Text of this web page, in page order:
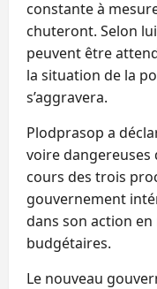
constante à
chuteront. Selon
peuvent être
la situation de la
s’aggravera.
Plodprasop a
voire dangereuses
cours des trois
gouvernement
dans son action
budgétaires.
Le nouveau